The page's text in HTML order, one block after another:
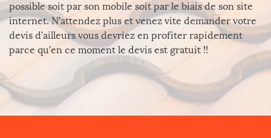
possible soit par son mobile soit par le biais de son site
internet. N’attendez plus et venez vite demander votre
devis d’ailleurs vous devriez en profiter rapidement
parce qu’en ce moment le devis est gratuit !!